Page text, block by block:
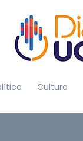
Cultura